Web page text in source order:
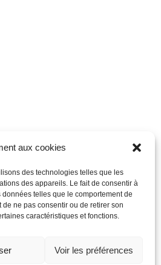
aux cookies
des technologies telles que les
des appareils. Le fait de consentir à
telles que le comportement de
ne pas consentir ou de retirer son
caractéristiques et fonctions.
Voir les préférences
VBAUDRY